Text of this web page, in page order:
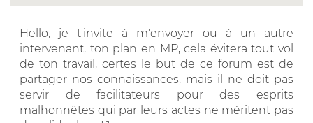
Hello, je t'invite à m'envoyer ou à un autre
intervenant, ton plan en MP, cela évitera tout vol
de ton travail, certes le but de ce forum est de
partager nos connaissances, mais il ne doit pas
servir de facilitateurs pour des esprits
malhonnêtes qui par leurs actes ne méritent pas